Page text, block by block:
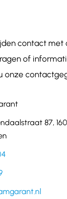
contact met
of
onze
87,